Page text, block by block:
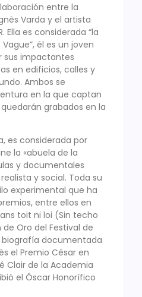
entre la
Varda y el artista
Ella es considerada “la
él es un joven
sus impactantes
en edificios, calles y
Ambos se
en la que captan
grabados en la
es considerada por
la «abuela de la
y documentales
y social. Toda su
experimental que ha
entre ellos en
toit ni loi (Sin techo
Oro del Festival de
biografía documentada
el Premio César en
Clair de la Academia
el Óscar Honorífico